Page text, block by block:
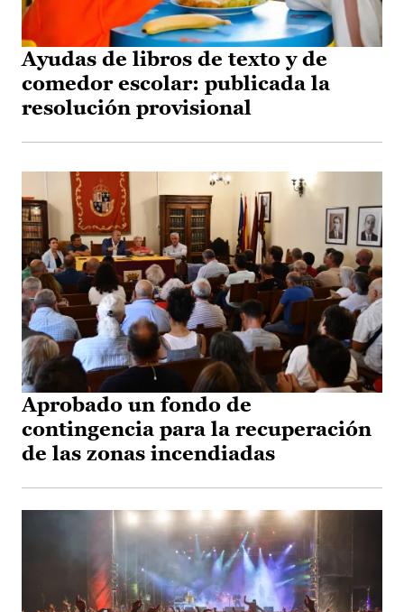
Ayudas de libros de texto y de
comedor escolar: publicada la
resolución provisional
Aprobado un fondo de
contingencia para la recuperación
de las zonas incendiadas